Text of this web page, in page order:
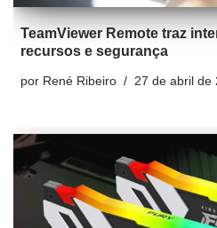
TeamViewer Remote traz
recursos e segurança
por René Ribeiro 27 de abril de